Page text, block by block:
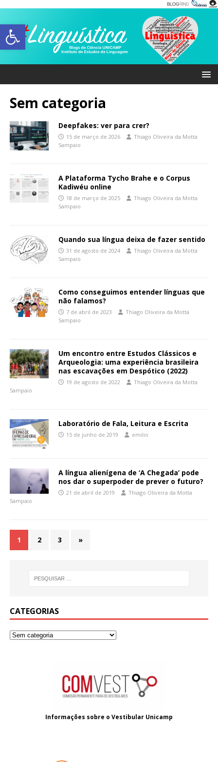
Abrir a barra de ferramentas
Sem categoria
Deepfakes: ver para crer?
15 de março de 2026
Thiago Oliveira da Motta
Sampaio
A Plataforma Tycho Brahe e o Corpus
Kadiwéu online
18 de março de 2025
Thiago Oliveira da Motta
Sampaio
Quando sua língua deixa de fazer sentido
31 de agosto de 2024
Thiago Oliveira da Motta
Sampaio
Como conseguimos entender línguas que
não falamos?
7 de abril de 2023
Thiago Oliveira da Motta
Sampaio
Um encontro entre Estudos Clássicos e
Arqueologia: uma experiência brasileira
nas escavações em Despótico (2022)
19 de agosto de 2022
Thiago Oliveira da Motta
Sampaio
Laboratório de Fala, Leitura e Escrita
15 de junho de 2019 emilio
A língua alienígena de ‘A Chegada’ pode
nos dar o superpoder de prever o futuro?
21 de abril de 2019
Thiago Oliveira da Motta
Sampaio
1 2 3 »
CATEGORIAS
Informações sobre o Vestibular Unicamp